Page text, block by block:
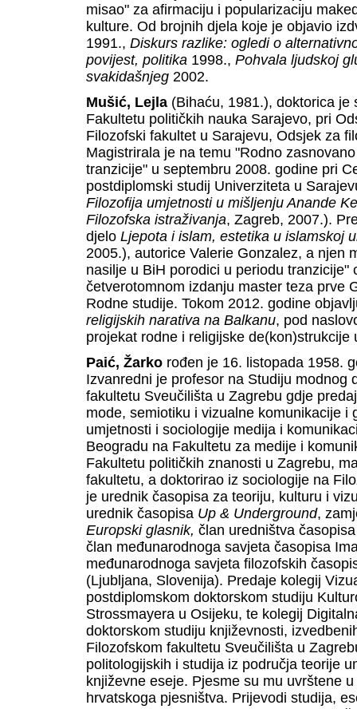
misao" za afirmaciju i popularizaciju
kulture. Od brojnih djela koje je objavio
1991., Diskurs razlike: ogledi o
povijest, politika 1998., Pohvala ljudskoj
svakidašnjeg 2002.
Mušić, Lejla (Bihaću, 1981.), doktorica
Fakultetu političkih nauka Sarajevo, pri
Filozofski fakultet u Sarajevu, Odsjek za
Magistrirala je na temu "Rodno
tranzicije" u septembru 2008. godine pri
postdiplomski studij Univerziteta u
Filozofija umjetnosti u mišljenju Anande
Filozofska istraživanja, Zagreb, 2007.).
djelo Ljepota i islam, estetika u islamskoj
2005.), autorice Valerie Gonzalez, a njen
nasilje u BiH porodici u periodu tranzicije"
četverotomnom izdanju master teza prve
Rodne studije. Tokom 2012. godine
religijskih narativa na Balkanu, pod
projekat rodne i religijske de(kon)strukcije
Paić, Žarko rođen je 16. listopada 1958.
Izvanredni je profesor na Studiju modnog
fakultetu Sveučilišta u Zagrebu gdje
mode, semiotiku i vizualne komunikacije i
umjetnosti i sociologije medija i
Beogradu na Fakultetu za medije i
Fakultetu političkih znanosti u Zagrebu,
fakultetu, a doktorirao iz sociologije na
je urednik časopisa za teoriju, kulturu i
urednik časopisa Up & Underground,
Europski glasnik, član uredništva
član međunarodnoga savjeta časopisa
međunarodnoga savjeta filozofskih
(Ljubljana, Slovenija). Predaje kolegij
postdiplomskom doktorskom studiju
Strossmayera u Osijeku, te kolegij
doktorskom studiju književnosti,
Filozofskom fakultetu Sveučilišta u
politologijskih i studija iz područja teorije
književne eseje. Pjesme su mu uvrštene
hrvatskoga pjesništva. Prijevodi studija,